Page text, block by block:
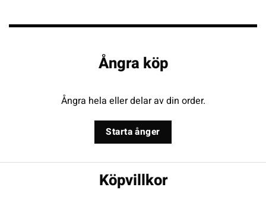
Ångra köp
Ångra hela eller delar av din order.
Starta ånger
Köpvillkor